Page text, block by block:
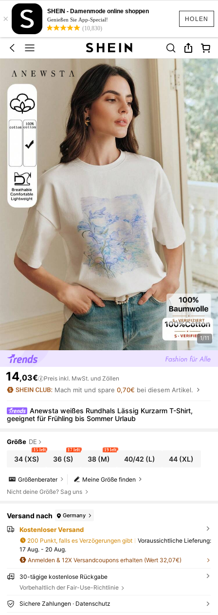
HOLEN
×
SHEIN - Damenmode online shoppen
Genießen Sie App-Special!
(10,830)
1/11
14,03€ Preis inkl. MwSt. und Zöllen
Mach mit und spare0,70€ bei diesem Artikel.
Anewsta weißes Rundhals Lässig Kurzarm T-Shirt,
geeignet für Frühling bis Sommer Urlaub
Größe DE
34(XS)
15 left
36 (S)
17 left
38(M)
19 left
40/42 (L) 44 (XL)
Meine Größe finden
Größenberater
Nicht deine Größe? Sag uns
Versand nach Germany
Kostenloser Versand
200 Punkt, falls es Verzögerungen gibt
Voraussichtliche Lieferung:
17 Aug. - 20 Aug.
Anmelden & 12X Versandcoupons erhalten (Wert 32,07€)
30-tägige kostenlose Rückgabe
Vorbehaltlich der Fair-Use-Richtlinie
Sichere Zahlungen · Datenschutz